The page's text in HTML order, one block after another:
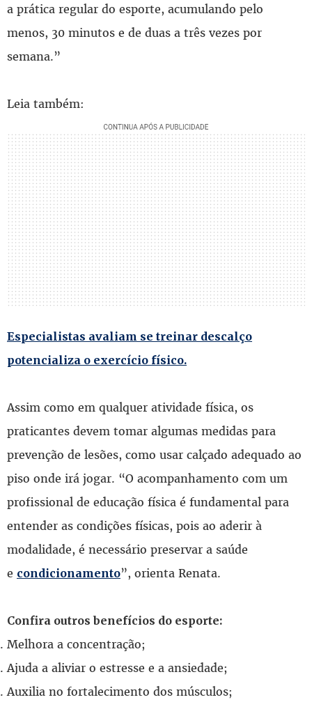
a prática regular do esporte, acumulando pelo
menos, 30 minutos e de duas a três vezes por
semana.”
Leia também:
Especialistas avaliam se treinar descalço
potencializa o exercício físico.
Assim como em qualquer atividade física, os
praticantes devem tomar algumas medidas para
prevenção de lesões, como usar calçado adequado ao
piso onde irá jogar. “O acompanhamento com um
profissional de educação física é fundamental para
entender as condições físicas, pois ao aderir à
modalidade, é necessário preservar a saúde
e condicionamento”, orienta Renata.
Confira outros benefícios do esporte:
Melhora a concentração;
Ajuda a aliviar o estresse e a ansiedade;
Auxilia no fortalecimento dos músculos;